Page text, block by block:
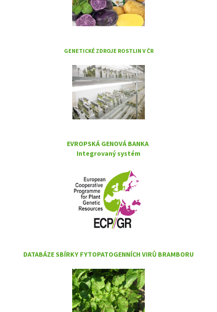
GENETICKÉ ZDROJE ROSTLIN V ČR
EVROPSKÁ GENOVÁ BANKA
Integrovaný systém
DATABÁZE SBÍRKY FYTOPATOGENNÍCH VIRŮ BRAMBORU